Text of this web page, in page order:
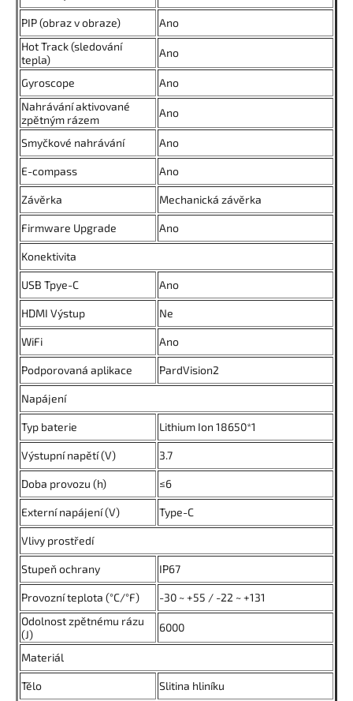
PIP (obraz v obraze)
Ano
Hot Track (sledování
tepla)
Ano
Gyroscope
Ano
Nahrávání aktivované
zpětným rázem
Ano
Smyčkové nahrávání Ano
E-compass Ano
Závěrka Mechanická závěrka
Firmware Upgrade Ano
Konektivita
USB Tpye-C Ano
HDMI Výstup Ne
WiFi Ano
Podporovaná aplikace PardVision2
Napájení
Typ baterie Lithium Ion 18650*1
Výstupní napětí (V) 3.7
Doba provozu (h) ≤6
Externí napájení (V) Type-C
Vlivy prostředí
Stupeň ochrany IP67
Provozní teplota (°C/°F)
-30 ~ +55 / -22 ~ +131
Odolnost zpětnému rázu
(J)
6000
Materiál
Tělo Slitina hliníku